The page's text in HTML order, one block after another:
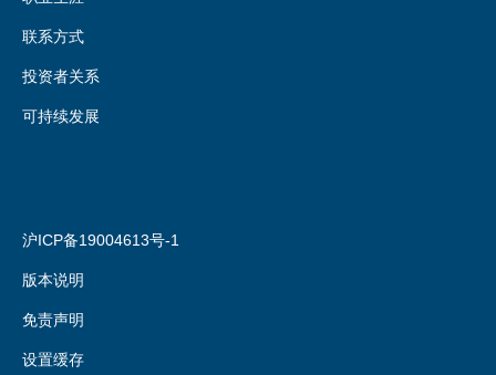
联系方式
投资者关系
可持续发展
沪ICP备19004613号-1
版本说明
免责声明
设置缓存